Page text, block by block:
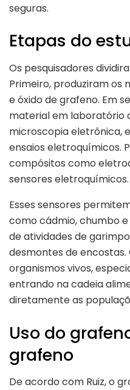
seguras.
Etapas do
Os pesquisadores
Primeiro, produziram os
e óxido de grafeno. Em
material em laboratório
microscopia eletrônica,
ensaios eletroquímicos.
compósitos como
sensores eletroquímicos.
Esses sensores
como cádmio, chumbo
de atividades de
desmontes de
organismos vivos,
entrando na cadeia
diretamente as
Uso do
grafeno
De acordo com Ruiz, o